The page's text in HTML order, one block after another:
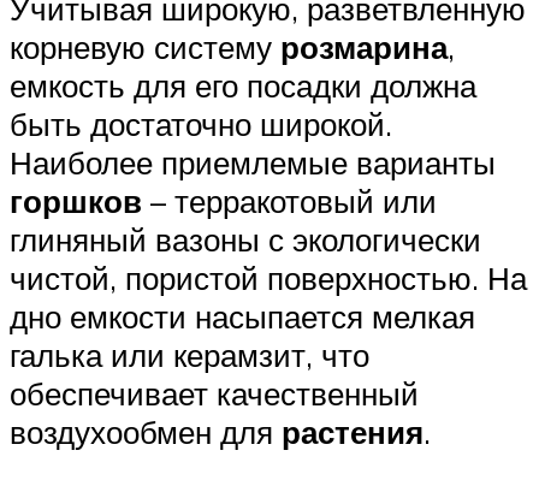
Учитывая широкую, разветвленную
корневую систему розмарина,
емкость для его посадки должна
быть достаточно широкой.
Наиболее приемлемые варианты
горшков – терракотовый или
глиняный вазоны с экологически
чистой, пористой поверхностью. На
дно емкости насыпается мелкая
галька или керамзит, что
обеспечивает качественный
воздухообмен для растения.